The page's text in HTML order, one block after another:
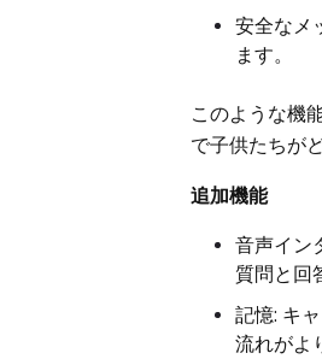
安全なメ
ます。
このような機
で子供たちが
追加機能
音声イン
質問と回
記憶: キ
流れがよ